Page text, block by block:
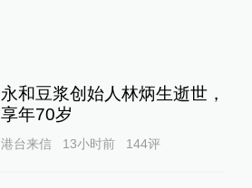
永和豆浆创始人林炳生逝世，
享年70岁
港台来信 13小时前 144评